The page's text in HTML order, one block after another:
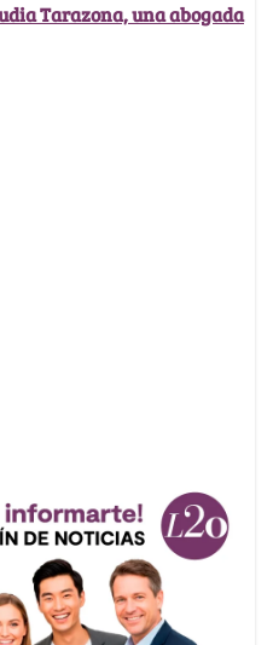
Tarazona, una abogada